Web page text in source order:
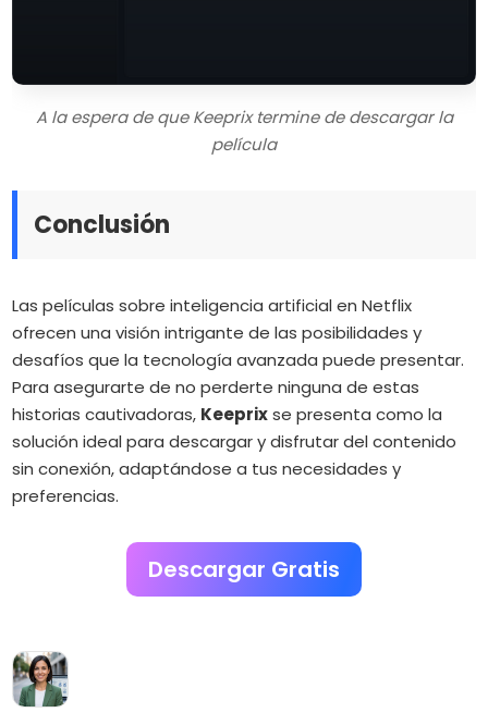
A la espera de que Keeprix termine de descargar la
película
Conclusión
Las películas sobre inteligencia artificial en Netflix
ofrecen una visión intrigante de las posibilidades y
desafíos que la tecnología avanzada puede presentar.
Para asegurarte de no perderte ninguna de estas
historias cautivadoras, Keeprixse presenta como la
solución ideal para descargar y disfrutar del contenido
sin conexión, adaptándose a tus necesidades y
preferencias.
Descargar Gratis